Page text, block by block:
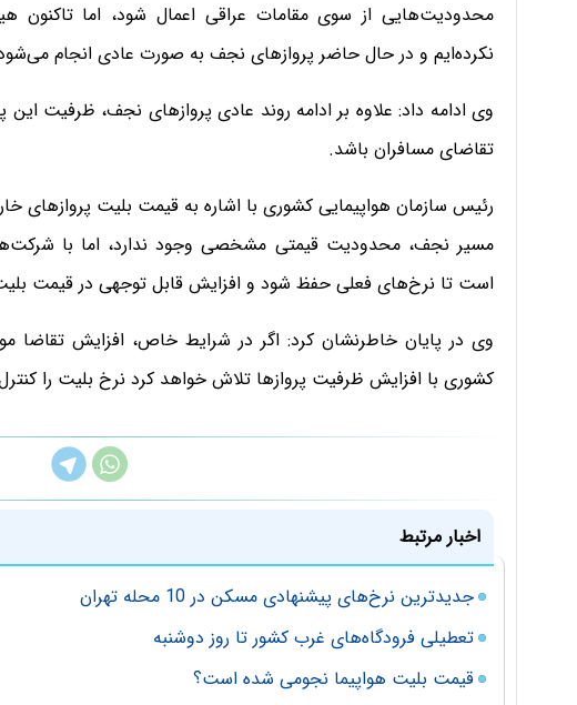
محدودیت‌هایی از سوی مقامات عراقی اعمال شود، اما
نکرده‌ایم و در حال حاضر پروازهای نجف به صورت عادی انجام
وی ادامه داد: علاوه بر ادامه روند عادی پروازهای نجف، ظرفیت
تقاضای مسافران باشد.
رئیس سازمان هواپیمایی کشوری با اشاره به قیمت بلیت پروازهای
مسیر نجف، محدودیت قیمتی مشخصی وجود ندارد، اما با
است تا نرخ‌های فعلی حفظ شود و افزایش قابل توجهی در قیمت
وی در پایان خاطرنشان کرد: اگر در شرایط خاص، افزایش تقاضا
کشوری با افزایش ظرفیت پروازها تلاش خواهد کرد نرخ بلیت را
اخبار مرتبط
جدیدترین نرخ‌های پیشنهادی مسکن در 10 محله تهران
تعطیلی فرودگاه‌های غرب کشور تا روز دوشنبه
قیمت بلیت هواپیما نجومی شده است؟